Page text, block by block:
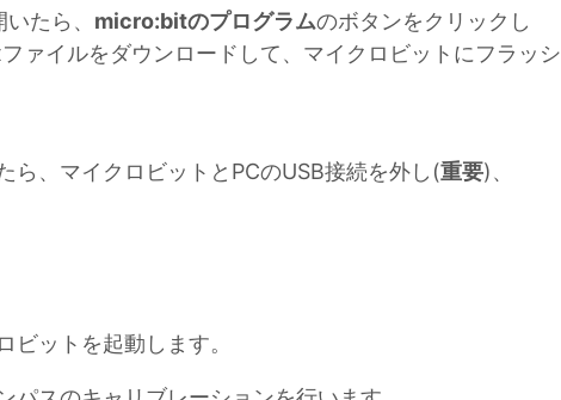
たら、 micro:bitのプログラムのボタンをクリックし
ァイルをダウンロードして、マイクロビットにフラッシ
ら、マイクロビットとPCのUSB接続を外し(重要)、
ビットを起動します。